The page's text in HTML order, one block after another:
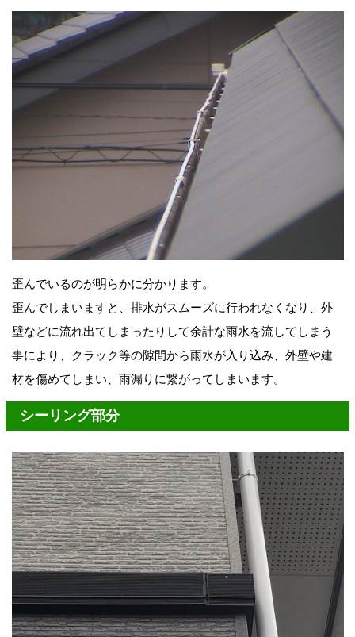
歪んでいるのが明らかに分かります。
歪んでしまいますと、排水がスムーズに行われなくなり、外
壁などに流れ出てしまったりして余計な雨水を流してしまう
事により、クラック等の隙間から雨水が入り込み、外壁や建
材を傷めてしまい、雨漏りに繋がってしまいます。
シーリング部分